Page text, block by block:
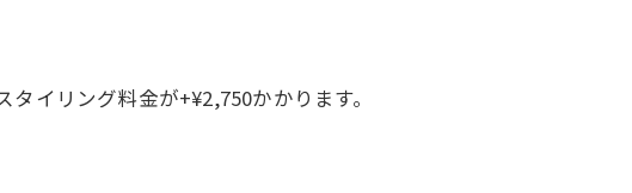
イリング料金が+¥2,750かかります。